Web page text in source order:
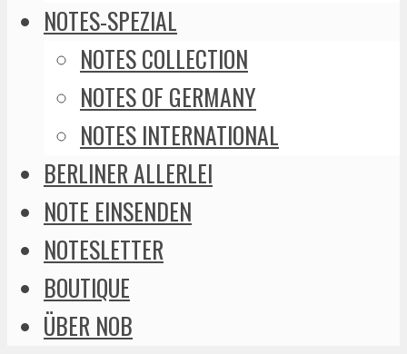
NOTES-SPEZIAL
NOTES COLLECTION
NOTES OF GERMANY
NOTES INTERNATIONAL
BERLINER ALLERLEI
NOTE EINSENDEN
NOTESLETTER
BOUTIQUE
ÜBER NOB